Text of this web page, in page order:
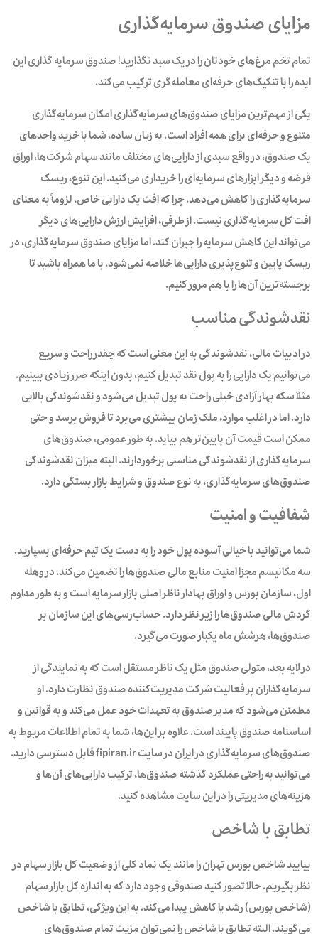
مزایای صندوق سرمایه‌گذاری
تمام تخم مرغ‌های خودتان را در یک سبد نگذارید! صندوق سرمایه گذاری این
ایده را با تنکیک‌های حرفه‌ای معامله‌‌گری ترکیب می‌کند.
یکی از مهم‌ترین مزایای صندوق‌های سرمایه‌گذاری امکان سرمایه‌گذاری
متنوع و حرفه‌ای برای همه افراد است. به زبان ساده، شما با خرید واحدهای
یک صندوق، در واقع سبدی از دارایی‌های مختلف مانند سهام شرکت‌ها، اوراق
قرضه و دیگر ابزارهای سرمایه‌ای را خریداری می‌کنید. این تنوع‌، ریسک
سرمایه‌گذاری را کاهش می‌دهد. چرا که افت یک دارایی خاص، لزوماً به معنای
افت کل سرمایه‌گذاری نیست. از طرفی، افزایش ارزش دارایی‌های دیگر
می‌تواند این کاهش‌ سرمایه را جبران کند. اما مزایای صندوق سرمایه‌گذاری، در
ریسک پایین و تنوع‌پذیری دارایی‌ها خلاصه نمی‌شود. با ما همراه باشید تا
برجسته‌ترین آن‌ها را با هم مرور کنیم.
نقدشوندگی مناسب
در ادبیات مالی، نقدشوندگی به این معنی است که چقدر راحت و سریع
می‌توانیم یک دارایی را به پول نقد تبدیل کنیم، بدون اینکه ضرر زیادی ببینیم.
مثلاً سکه بهار آزادی خیلی راحت به پول تبدیل می‌شود و نقدشوندگی بالایی
دارد. اما در اغلب موارد، ملک زمان بیشتری می‌برد تا فروش برسد و حتی
ممکن است قیمت آن پایین‌تر هم بیاید.‌ به طور عمومی، صندوق‌های
سرمایه‌گذاری از نقدشوندگی مناسبی برخوردارند. البته میزان نقدشوندگی
صندوق‌های سرمایه‌گذاری، به نوع صندوق و شرایط بازار بستگی دارد.‌
شفافیت و امنیت
شما می‌توانید با خیالی آسوده پول خود را به دست یک تیم حرفه‌ای بسپارید.
سه مکانیسم مجزا امنیت منابع مالی صندوق‌ها را تضمین می‌کند. در وهله
اول، سازمان بورس و اوراق بهادار ناظر اصلی بازار سرمایه است و به طور مداوم
گردش مالی صندوق‌ها را زیر نظر دارد. حساب‌رسی‌‌های این سازمان بر
صندوق‌ها، هرشش ماه یکبار صورت می‌گیرد.
در لایه بعد، متولی صندوق مثل یک ناظر مستقل است که به نمایندگی از
سرمایه‌گذاران بر فعالیت شرکت مدیریت‌کننده صندوق نظارت دارد. او
مطمئن می‌شود که مدیر صندوق به تعهدات خود عمل می‌کند و به قوانین و
اساسنامه صندوق پایبند است. علاوه بر این‌ها، شما به تمام اطلاعات مربوط به
صندوق‌های سرمایه‌گذاری در ایران در سایت fipiran.ir قابل دسترسی دارید.
می‌توانید به راحتی عملکرد گذشته صندوق‌ها، ترکیب دارایی‌های آن‌ها و
هزینه‌های مدیریتی را در این سایت مشاهده کنید.
تطابق با شاخص
بیایید شاخص بورس تهران را مانند یک نماد کلی از وضعیت کل بازار سهام در
نظر بگیریم. حالا تصور کنید صندوقی وجود دارد که به اندازه کل بازار سهام
(شاخص بورس) رشد یا کاهش پیدا می‌کند. به این ویژگی، تطابق با شاخص
می‌گویند. البته تطابق با شاخص را نمی‌توان مزیت تمام صندوق‌های